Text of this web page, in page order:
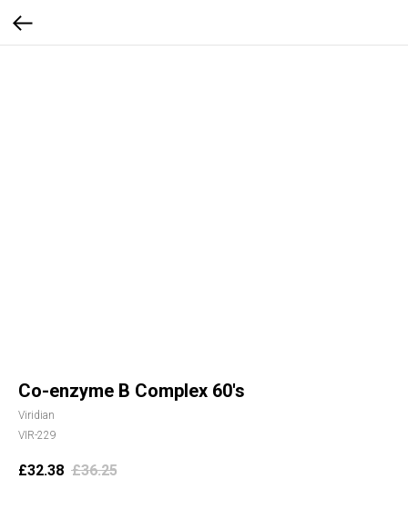
Co-enzyme B Complex 60's
Viridian
VIR-229
£32.38 £36.25